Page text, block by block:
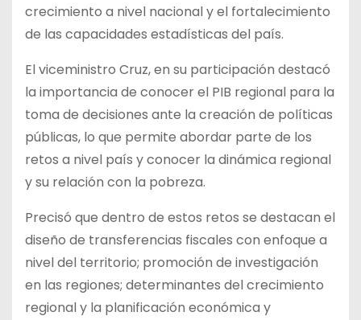
crecimiento a nivel nacional y el fortalecimiento
de las capacidades estadísticas del país.
El viceministro Cruz, en su participación destacó
la importancia de conocer el PIB regional para la
toma de decisiones ante la creación de políticas
públicas, lo que permite abordar parte de los
retos a nivel país y conocer la dinámica regional
y su relación con la pobreza.
Precisó que dentro de estos retos se destacan el
diseño de transferencias fiscales con enfoque a
nivel del territorio; promoción de investigación
en las regiones; determinantes del crecimiento
regional y la planificación económica y